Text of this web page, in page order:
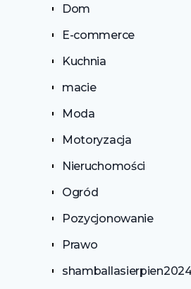
Dom
E-commerce
Kuchnia
macie
Moda
Motoryzacja
Nieruchomości
Ogród
Pozycjonowanie
Prawo